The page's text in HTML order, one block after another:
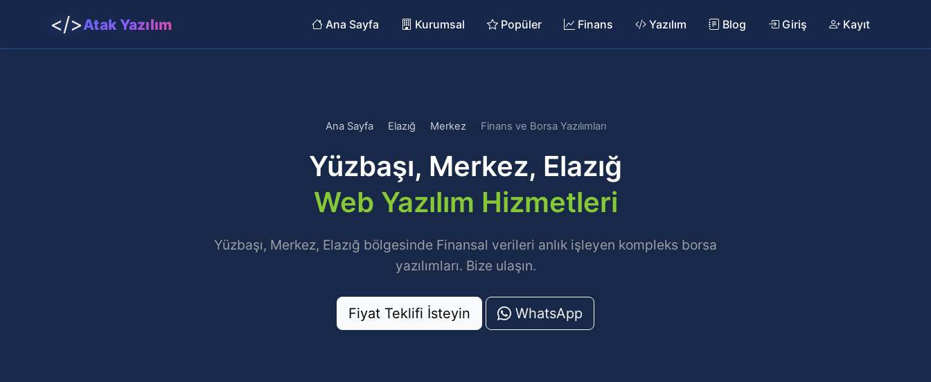
</>Atak Yazılım Ana Sayfa Kurumsal Popüler Finans Yazılım Blog Giriş Kayıt
Ana Sayfa Elazığ Merkez Finans ve Borsa Yazılımları
Yüzbaşı, Merkez, Elazığ
Web Yazılım Hizmetleri
Yüzbaşı, Merkez, Elazığ bölgesinde Finansal verileri anlık işleyen kompleks borsa
yazılımları. Bize ulaşın.
Fiyat Teklifi İsteyin WhatsApp